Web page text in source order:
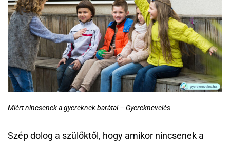
Miért nincsenek a gyereknek barátai – Gyereknevelés
Szép dolog a szülőktől, hogy amikor nincsenek a